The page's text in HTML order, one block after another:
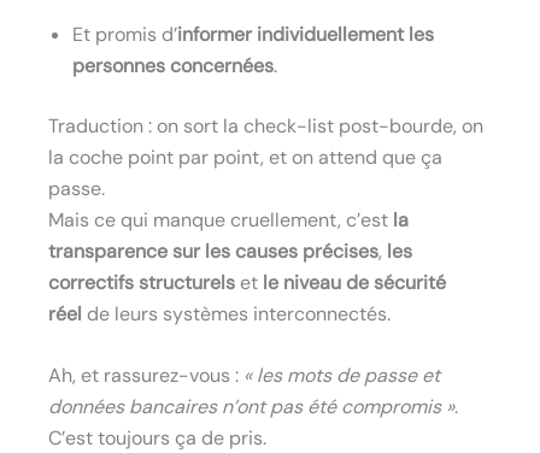
Et promis d’informer individuellement les
personnes concernées.
Traduction : on sort la check-list post-bourde, on
la coche point par point, et on attend que ça
passe.
Mais ce qui manque cruellement, c’est la
transparence sur les causes précises, les
correctifs structurels et le niveau de sécurité
réel de leurs systèmes interconnectés.
Ah, et rassurez-vous : « les mots de passe et
données bancaires n’ont pas été compromis ».
C’est toujours ça de pris.